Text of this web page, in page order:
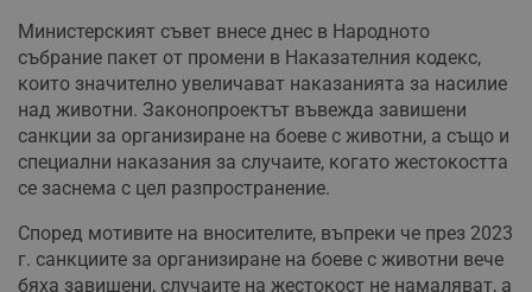
Министерският съвет внесе днес в Народното
събрание пакет от промени в Наказателния кодекс,
които значително увеличават наказанията за насилие
над животни. Законопроектът въвежда завишени
санкции за организиране на боеве с животни, а също и
специални наказания за случаите, когато жестокостта
се заснема с цел разпространение.
Според мотивите на вносителите, въпреки че през 2023
г. санкциите за организиране на боеве с животни вече
бяха завишени, случаите на жестокост не намаляват, а